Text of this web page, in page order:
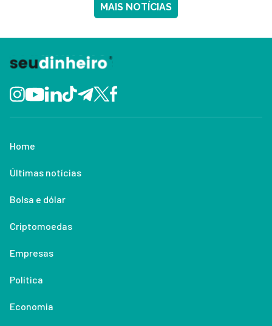
MAIS NOTÍCIAS
Home
Últimas notícias
Bolsa e dólar
Criptomoedas
Empresas
Política
Economia